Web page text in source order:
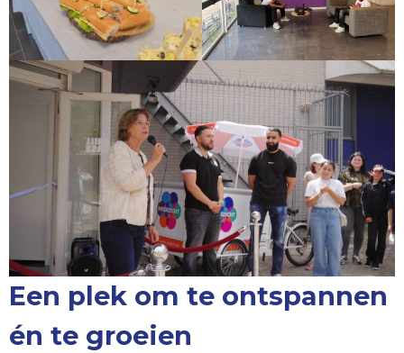
Een plek om te ontspannen
én te groeien